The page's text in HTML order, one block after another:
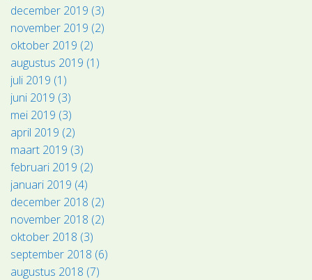
december 2019 (3)
november 2019 (2)
oktober 2019 (2)
augustus 2019 (1)
juli 2019 (1)
juni 2019 (3)
mei 2019 (3)
april 2019 (2)
maart 2019 (3)
februari 2019 (2)
januari 2019 (4)
december 2018 (2)
november 2018 (2)
oktober 2018 (3)
september 2018 (6)
augustus 2018 (7)